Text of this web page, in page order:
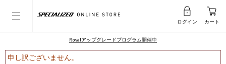
ログイン カート
Rovalアップグレードプログラム開催中
申し訳ございません。